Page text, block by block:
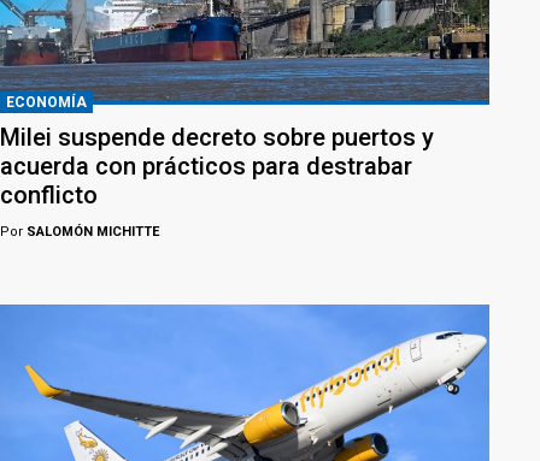
ECONOMÍA
Milei suspende decreto sobre puertos y
acuerda con prácticos para destrabar
conflicto
Por SALOMÓN MICHITTE